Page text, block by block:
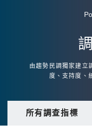
由趨勢民調獨家建立
度、支持度、
所有調查指標